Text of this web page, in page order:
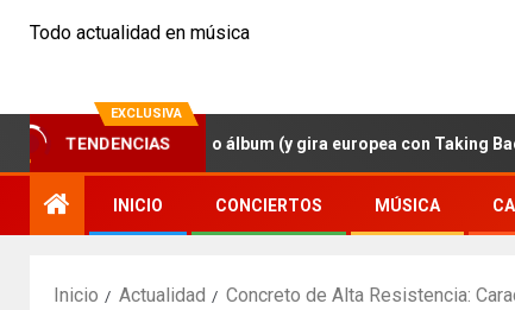
Todo actualidad en música
EXCLUSIVA
TENDENCIAS
anuncian nuevo álbum (y gira europea con Taking Back
INICIO CONCIERTOS MÚSICA
Inicio Actualidad Concreto de Alta Resistencia: